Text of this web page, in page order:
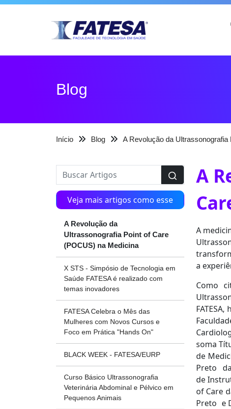
Blog
Início Blog A Revolução da
Veja mais artigos como esse
A Revolução da
Ultrassonografia Point of Care
(POCUS) na Medicina
X STS - Simpósio de Tecnologia em
Saúde FATESA é realizado com
temas inovadores
FATESA Celebra o Mês das
Mulheres com Novos Cursos e
Foco em Prática "Hands On"
BLACK WEEK - FATESA/EURP
Curso Básico Ultrassonografia
Veterinária Abdominal e Pélvico em
Pequenos Animais
A
A
a
Como
soma
de
Preto
de
of Care
Preto e